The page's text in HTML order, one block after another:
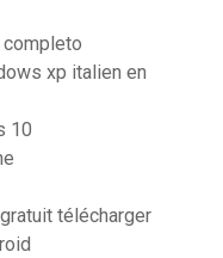
completo
xp italien en
10
télécharger